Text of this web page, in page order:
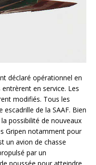
déclaré opérationnel en
en service. Les
modifiés. Tous les
de la SAAF. Bien
possibilité de nouveaux
Gripen notamment pour
un avion de chasse
par un
poussée pour atteindre